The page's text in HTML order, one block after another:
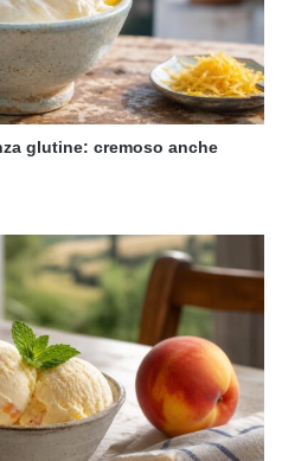
glutine: cremoso anche